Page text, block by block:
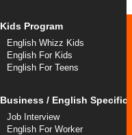
Kids Program
English Whizz Kids
English For Kids
English For Teens
Business / English Specific
Job Interview
English For Worker